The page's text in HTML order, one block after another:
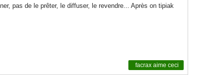
pas de le prêter, le diffuser, le revendre... Après on tipiak
facrax aime ceci